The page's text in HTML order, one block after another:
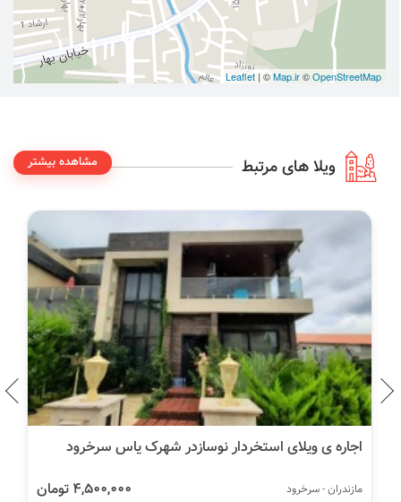
Leaflet | ©Map.ir©OpenStreetMap
ویلا های مرتبط مشاهده بیشتر
اجاره ی ویلای استخردار نوسازدر شهرک یاس سرخرود
4,500,000 تومان مازندران - سرخرود